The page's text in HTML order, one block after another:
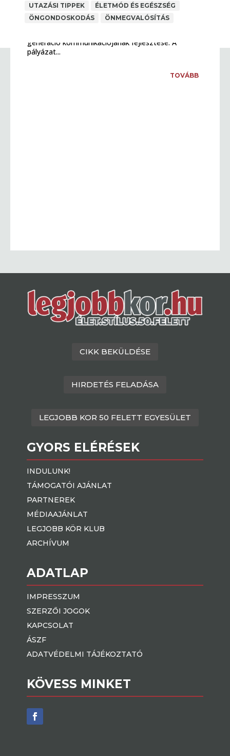
UTAZÁSI TIPPEK
ÉLETMÓD ÉS EGÉSZSÉG
ÖNGONDOSKODÁS
ÖNMEGVALÓSÍTÁS
NEA PÁLYÁZAT 2025
A SZERZŐ: PAP MÁRIA ,ANYAGI BIZTONSÁG
generáció kommunikációjának fejlesztése. A
pályázat...
TOVÁBB
CIKK BEKÜLDÉSE
HIRDETÉS FELADÁSA
LEGJOBB KOR 50 FELETT EGYESÜLET
GYORS ELÉRÉSEK
INDULUNK!
TÁMOGATÓI AJÁNLAT
PARTNEREK
MÉDIAAJÁNLAT
LEGJOBB KÖR KLUB
ARCHÍVUM
ADATLAP
IMPRESSZUM
SZERZŐI JOGOK
KAPCSOLAT
ÁSZF
ADATVÉDELMI TÁJÉKOZTATÓ
KÖVESS MINKET